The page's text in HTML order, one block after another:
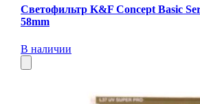
Светофильтр K&F Concept Basic
58mm
В наличии